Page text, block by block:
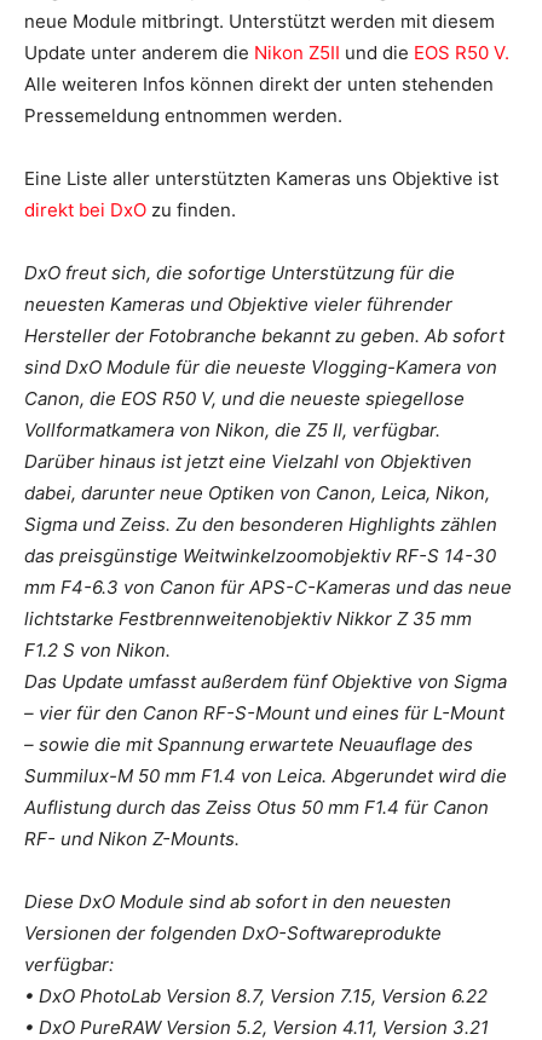
neue Module mitbringt. Unterstützt werden mit diesem
Update unter anderem die Nikon Z5II und die EOS R50 V.
Alle weiteren Infos können direkt der unten stehenden
Pressemeldung entnommen werden.
Eine Liste aller unterstützten Kameras uns Objektive ist
direkt bei DxO zu finden.
DxO freut sich, die sofortige Unterstützung für die
neuesten Kameras und Objektive vieler führender
Hersteller der Fotobranche bekannt zu geben. Ab sofort
sind DxO Module für die neueste Vlogging-Kamera von
Canon, die EOS R50 V, und die neueste spiegellose
Vollformatkamera von Nikon, die Z5 II, verfügbar.
Darüber hinaus ist jetzt eine Vielzahl von Objektiven
dabei, darunter neue Optiken von Canon, Leica, Nikon,
Sigma und Zeiss. Zu den besonderen Highlights zählen
das preisgünstige Weitwinkelzoomobjektiv RF-S 14-30
mm F4-6.3 von Canon für APS-C-Kameras und das neue
lichtstarke Festbrennweitenobjektiv Nikkor Z 35 mm
F1.2 S von Nikon.
Das Update umfasst außerdem fünf Objektive von Sigma
– vier für den Canon RF-S-Mount und eines für L-Mount
– sowie die mit Spannung erwartete Neuauflage des
Summilux-M 50 mm F1.4 von Leica. Abgerundet wird die
Auflistung durch das Zeiss Otus 50 mm F1.4 für Canon
RF- und Nikon Z-Mounts.
Diese DxO Module sind ab sofort in den neuesten
Versionen der folgenden DxO-Softwareprodukte
verfügbar:
• DxO PhotoLab Version 8.7, Version 7.15, Version 6.22
• DxO PureRAW Version 5.2, Version 4.11, Version 3.21